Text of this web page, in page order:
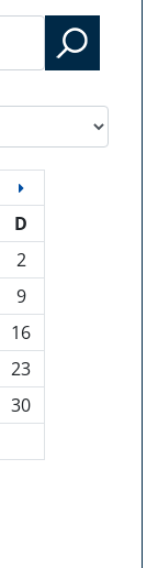
D
2
9
16
23
30